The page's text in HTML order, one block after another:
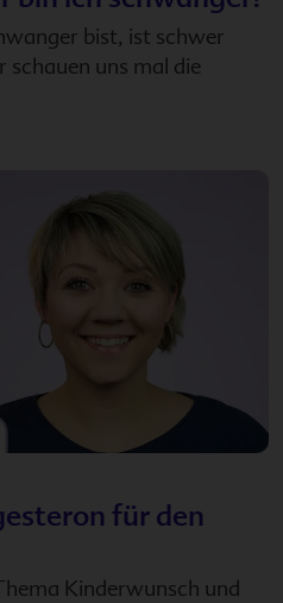
bist, ist schwer
schauen uns mal die
für den
Kinderwunsch und